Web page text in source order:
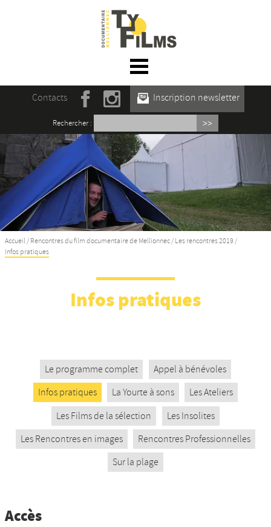
☰ Menu
Accueil
Actualités
L’association
Rencontres du film documentaire de
Mellionnec
Projections
Se former
Nos productions et +
Contacts Inscription newsletter
Rechercher :
Accueil / Rencontres du film documentaire de Mellionnec / Les rencontres 2019 /
Infos pratiques
Infos pratiques
Le programme complet
Appel à bénévoles
Infos pratiques
La Yourte à sons
Les Ateliers
Les Films de la sélection
Les Insolites
Les Rencontres en images
Rencontres Professionnelles
Sur la plage
Accès